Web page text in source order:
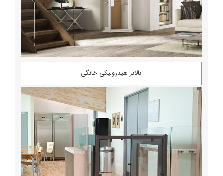
بالابر هیدرولیکی خانگی